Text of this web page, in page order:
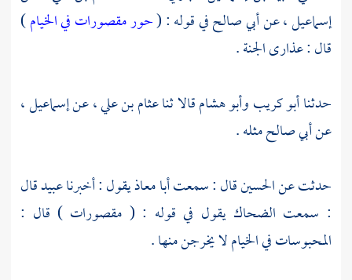
إسماعيل، عنأبي صالحفي قوله : (حور مقصورات في الخيام)
قال : عذارى الجنة .
حدثناأبو كريبوأبو هشامقالا ثناعثام بن علي، عنإسماعيل،
عنأبي صالحمثله .
حدثت عنالحسينقال : سمعتأبا معاذيقول : أخبرناعبيدقال
: سمعت الضحاكيقول في قوله : ( مقصورات ) قال :
المحبوسات في الخيام لا يخرجن منها .